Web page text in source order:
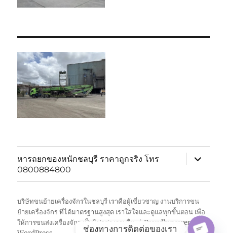
หารถยกของหนักชลบุรี ราคาถูกจริง โทร
0800884800
expand
child
บริษัทขนย้ายเครื่องจักรในชลบุรี เราคือผู้เชี่ยวชาญ งานบริการขน
ย้ายเครื่องจักร ที่ได้มาตรฐานสูงสุด เราใส่ใจและดูแลทุกขั้นตอน เพื่อ
ให้การขนส่งเครื่องจักร เป็นไปอย่างราบรื่น
Proudly powered by
ช่องทางการติดต่อของเรา